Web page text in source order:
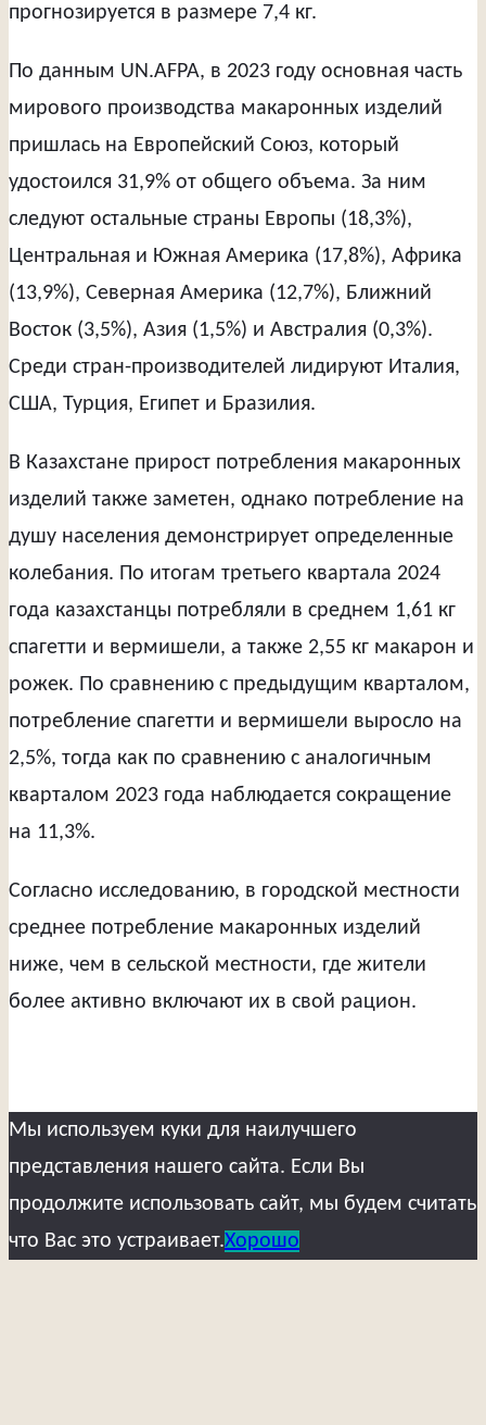
прогнозируется в размере 7,4 кг.
По данным UN.AFPA, в 2023 году основная часть
мирового производства макаронных изделий
пришлась на Европейский Союз, который
удостоился 31,9% от общего объема. За ним
следуют остальные страны Европы (18,3%),
Центральная и Южная Америка (17,8%), Африка
(13,9%), Северная Америка (12,7%), Ближний
Восток (3,5%), Азия (1,5%) и Австралия (0,3%).
Среди стран-производителей лидируют Италия,
США, Турция, Египет и Бразилия.
В Казахстане прирост потребления макаронных
изделий также заметен, однако потребление на
душу населения демонстрирует определенные
колебания. По итогам третьего квартала 2024
года казахстанцы потребляли в среднем 1,61 кг
спагетти и вермишели, а также 2,55 кг макарон и
рожек. По сравнению с предыдущим кварталом,
потребление спагетти и вермишели выросло на
2,5%, тогда как по сравнению с аналогичным
кварталом 2023 года наблюдается сокращение
на 11,3%.
Согласно исследованию, в городской местности
среднее потребление макаронных изделий
ниже, чем в сельской местности, где жители
более активно включают их в свой рацион.
Мы используем куки для наилучшего
представления нашего сайта. Если Вы
продолжите использовать сайт, мы будем считать
что Вас это устраивает.Хорошо